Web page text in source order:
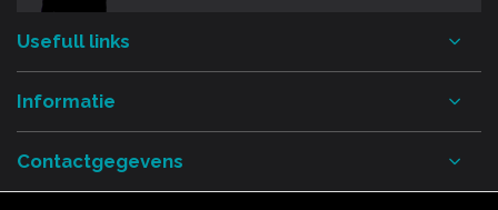
Usefull links
Informatie
Contactgegevens